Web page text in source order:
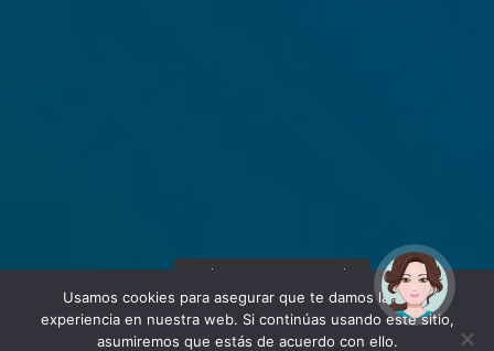
Usamos cookies para asegurar que te damos la mejor
experiencia en nuestra web. Si continúas usando este sitio,
asumiremos que estás de acuerdo con ello.
¡Hola! Soy Noy. ¿Puedo
ayudarte?